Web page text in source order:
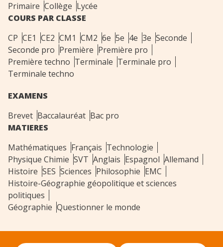
Primaire Collège Lycée
COURS PAR CLASSE
CP CE1 CE2 CM1 CM2 6e 5e 4e 3e Seconde
Seconde pro Première Première pro
Première techno Terminale Terminale pro
Terminale techno
EXAMENS
Brevet Baccalauréat Bac pro
MATIERES
Mathématiques Français Technologie
Physique Chimie SVT Anglais Espagnol Allemand
Histoire SES Sciences Philosophie EMC
Histoire-Géographie géopolitique et sciences
politiques
Géographie Questionner le monde